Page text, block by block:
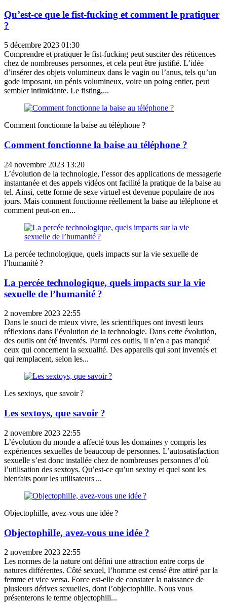
Qu’est-ce que le fist-fucking et comment le pratiquer
?
5 décembre 2023 01:30
Comprendre et pratiquer le fist-fucking peut susciter des réticences
chez de nombreuses personnes, et cela peut être justifié. L’idée
d’insérer des objets volumineux dans le vagin ou l’anus, tels qu’un
gode imposant, un pénis volumineux, voire un poing entier, peut
sembler intimidante. Le fisting,...
Comment fonctionne la baise au téléphone ?
Comment fonctionne la baise au téléphone ?
24 novembre 2023 13:20
L’évolution de la technologie, l’essor des applications de messagerie
instantanée et des appels vidéos ont facilité la pratique de la baise au
tel. Ainsi, cette forme de sexe virtuel est devenue populaire de nos
jours. Mais comment fonctionne réellement la baise au téléphone et
comment peut-on en...
La percée technologique, quels impacts sur la vie sexuelle de
l’humanité ?
La percée technologique, quels impacts sur la vie
sexuelle de l’humanité ?
2 novembre 2023 22:55
Dans le souci de mieux vivre, les scientifiques ont investi leurs
réflexions dans l’évolution de la technologie. Dans cette évolution,
des outils ont été inventés. Parmi ces outils, il n’en a pas manqué
ceux qui concernent la sexualité. Des appareils qui sont inventés et
qui remplacent, selon les...
Les sextoys, que savoir ?
Les sextoys, que savoir ?
2 novembre 2023 22:55
L’évolution du monde a affecté tous les domaines y compris les
expériences sexuelles de beaucoup de personnes. L’autosatisfaction
sexuelle s’est donc installée chez de nombreuses personnes d’où
l’utilisation des sextoys. Qu’est-ce qu’un sextoy et quel sont les
bienfaits pour les utilisateurs ...
ObjectophilIe, avez-vous une idée ?
ObjectophilIe, avez-vous une idée ?
2 novembre 2023 22:55
Les normes de la nature ont défini une attraction entre corps de
natures différentes. Côté sexuel, l’homme est censé être attiré par la
femme et vice versa. Force est-elle de constater la naissance de
plusieurs dérives sexuelles, dont l’objectophilie. Nous vous
présenterons le terme objectophili...